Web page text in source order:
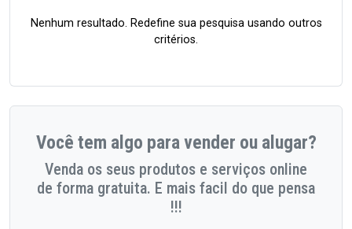
Nenhum resultado. Redefine sua pesquisa usando outros
critérios.
Você tem algo para vender ou alugar?
Venda os seus produtos e serviços online
de forma gratuita. E mais facil do que pensa
!!!